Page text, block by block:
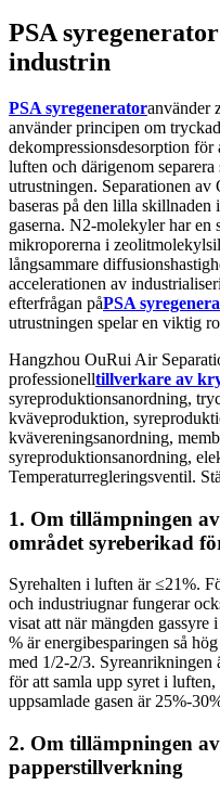
PSA
industrin
PSA syregeneratoranvänder
använder principen om
dekompressionsdesorption
luften och därigenom
utrustningen. Separationen
baseras på den lilla skillnaden
gaserna. N2-molekyler har en
mikroporerna i
långsammare
accelerationen av
efterfrågan påPSA
utrustningen spelar en viktig
Hangzhou OuRui Air
professionelltillverkare av
syreproduktionsanordning,
kväveproduktion,
kvävereningsanordning,
syreproduktionsanordning,
Temperaturregleringsventil.
1. Om tillämpningen
området syreberikad
Syrehalten i luften är ≤21%.
och industriugnar fungerar
visat att när mängden gassyre
% är energibesparingen så
med 1/2-2/3. Syreanrikningen
för att samla upp syret i
uppsamlade gasen är 25%-
2. Om tillämpningen
papperstillverkning